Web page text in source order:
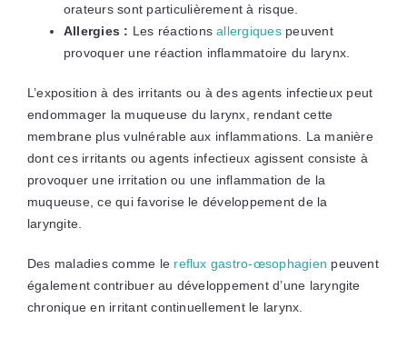
orateurs sont particulièrement à risque.
Allergies : Les réactionsallergiquespeuvent
provoquer une réaction inflammatoire du larynx.
L’exposition à des irritants ou à des agents infectieux peut
endommager la muqueuse du larynx, rendant cette
membrane plus vulnérable aux inflammations. La manière
dont ces irritants ou agents infectieux agissent consiste à
provoquer une irritation ou une inflammation de la
muqueuse, ce qui favorise le développement de la
laryngite.
Des maladies comme le reflux gastro-œsophagien peuvent
également contribuer au développement d’une laryngite
chronique en irritant continuellement le larynx.